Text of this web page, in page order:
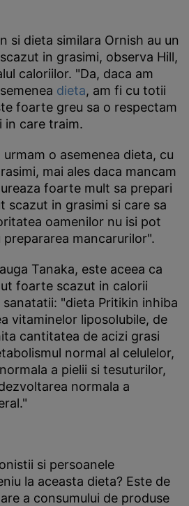
si dieta similara Ornish au un
in grasimi, observa Hill,
caloriilor. "Da, daca am
dieta, am fi cu totii
foarte greu sa o respectam
in care traim.
o asemenea dieta, cu
mai ales daca mancam
foarte mult sa prepari
scazut in grasimi si care sa
oamenilor nu isi pot
mancarurilor".
Tanaka, este aceea ca
foarte scazut in calorii
"dieta Pritikin inhiba
vitaminelor liposolubile, de
cantitatea de acizi grasi
normal al celulelor,
a pielii si tesuturilor,
normala a
si persoanele
la aceasta dieta? Este de
a consumului de produse